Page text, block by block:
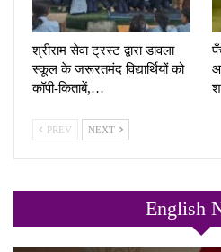
श्रीराम सेवा ट्रस्ट द्वारा डावला
स्कूल के जरूरतमंद विद्यार्थियों को
कॉपी-किताबें,…
PREV NEXT
English